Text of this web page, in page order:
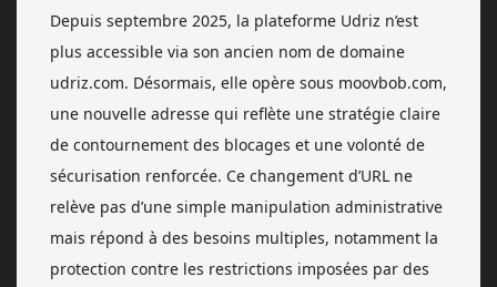
Depuis septembre 2025, la plateforme Udriz n’est
plus accessible via son ancien nom de domaine
udriz.com. Désormais, elle opère sous moovbob.com,
une nouvelle adresse qui reflète une stratégie claire
de contournement des blocages et une volonté de
sécurisation renforcée. Ce changement d’URL ne
relève pas d’une simple manipulation administrative
mais répond à des besoins multiples, notamment la
protection contre les restrictions imposées par des